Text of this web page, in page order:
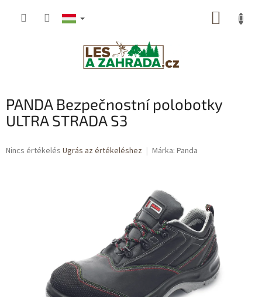
KOSÁR
PANDA Bezpečnostní polobotky
ULTRA STRADA S3
A
Nincs értékelés Ugrás az értékeléshez Márka: Panda